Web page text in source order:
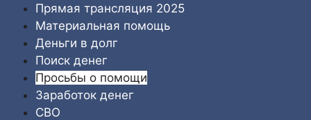
Перейти
содержимому
Прямая трансляция 2025
Материальная помощь
Деньги в долг
Поиск денег
Просьбы о помощи
Заработок денег
СВО